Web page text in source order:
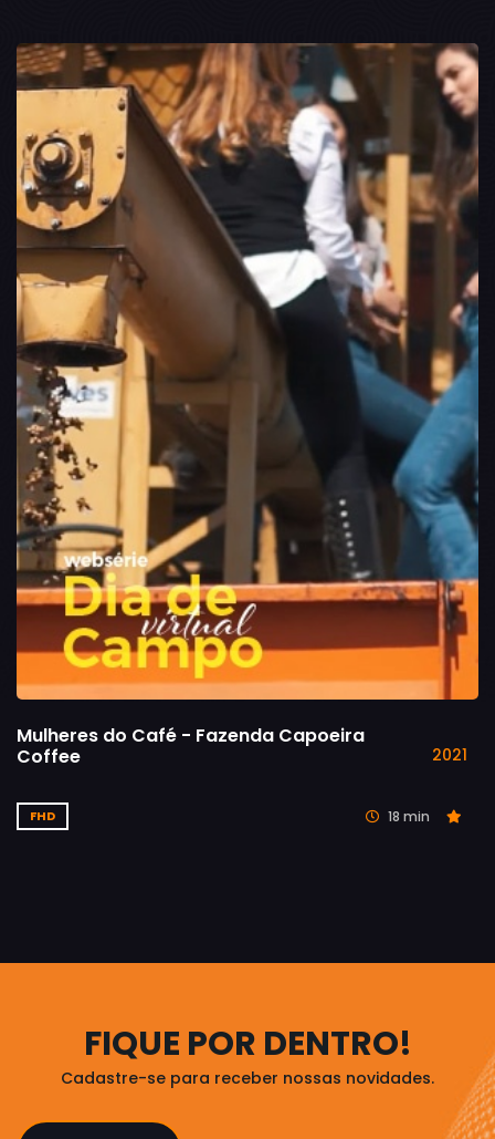
Mulheres do Café - Fazenda Capoeira
Coffee
2021
FHD 18 min
FIQUE POR DENTRO!
Cadastre-se para receber nossas novidades.